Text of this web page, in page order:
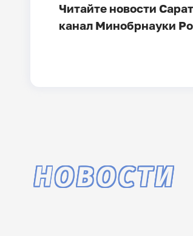
Читайте новости
канал Минобрнауки
НОВОСТИ